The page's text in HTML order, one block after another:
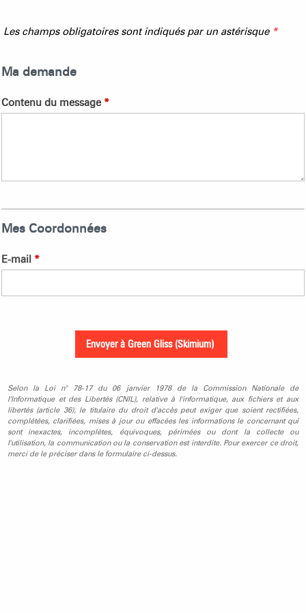
Les champs obligatoires sont indiqués par un astérisque *
Ma demande
Contenu du message *
Mes Coordonnées
E-mail *
Selon la Loi n° 78-17 du 06 janvier 1978 de la Commission Nationale de
l'Informatique et des Libertés (CNIL), relative à l'informatique, aux fichiers et aux
libertés (article 36), le titulaire du droit d'accès peut exiger que soient rectifiées,
complétées, clarifiées, mises à jour ou effacées les informations le concernant qui
sont inexactes, incomplètes, équivoques, périmées ou dont la collecte ou
l'utilisation, la communication ou la conservation est interdite. Pour exercer ce droit,
merci de le préciser dans le formulaire ci-dessus.